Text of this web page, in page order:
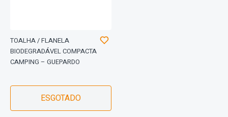
TOALHA / FLANELA
BIODEGRADÁVEL COMPACTA
CAMPING – GUEPARDO
ESGOTADO